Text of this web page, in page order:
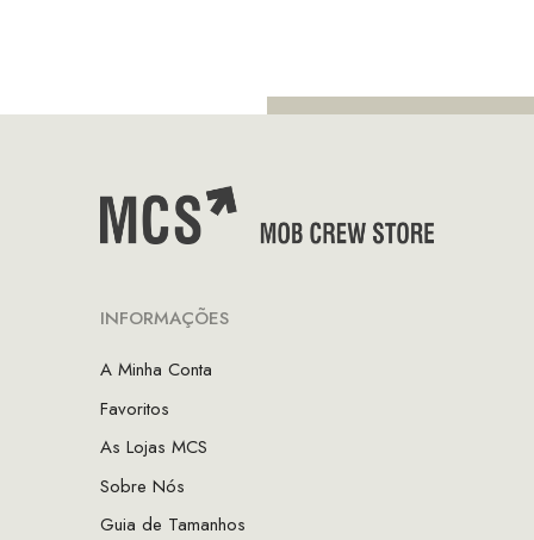
INFORMAÇÕES
A Minha Conta
Favoritos
As Lojas MCS
Sobre Nós
Guia de Tamanhos